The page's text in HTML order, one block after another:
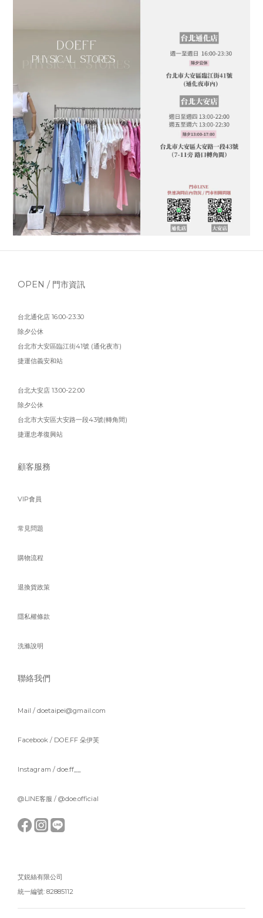
OPEN / 門市資訊
台北通化店 16:00-23:30
除夕公休
台北市大安區臨江街41號 (通化夜市)
捷運信義安和站
台北大安店 13:00-22:00
除夕公休
台北市大安區大安路一段43號(轉角間)
捷運忠孝復興站
顧客服務
VIP會員
常見問題
購物流程
退換貨政策
隱私權條款
洗滌說明
聯絡我們
Mail / doetaipei@gmail.com
Facebook / DOE.FF 朵伊芙
Instagram / doe.ff__
@LINE客服 / @doe.official
艾鋭絲有限公司
統一編號: 82885112